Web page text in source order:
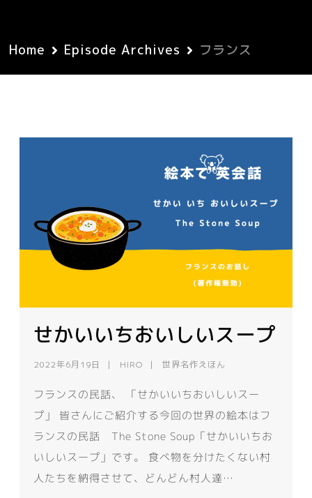
Home Episode Archives フランス
せかいいちおいしいスープ
2022年6月19日 HIRO 世界名作えほん
フランスの民話、 「せかいいちおいしいスー
プ」 皆さんにご紹介する今回の世界の絵本はフ
ランスの民話 The Stone Soup「せかいいちお
いしいスープ」です。 食べ物を分けたくない村
人たちを納得させて、どんどん村人達…